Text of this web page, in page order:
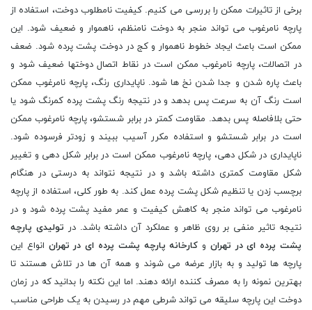
برخی از تاثیرات ممکن را بررسی می کنیم. کیفیت نامطلوب دوخت، استفاده از
پارچه نامرغوب می تواند منجر به دوخت نامنظم، ناهموار و ضعیف شود. این
ممکن است باعث ایجاد خطوط ناهموار و کج در دوخت پشت پرده شود. ضعف
در اتصالات، پارچه نامرغوب ممکن است در نقاط اتصال دوختها ضعیف شود و
باعث پاره شدن و جدا شدن نخ ها شود. ناپایداری رنگ، پارچه نامرغوب ممکن
است رنگ آن به سرعت پس بدهد و در نتیجه رنگ پشت پرده کمرنگ شود یا
حتی بلافاصله پس بدهد. مقاومت کمتر در برابر شستشو، پارچه نامرغوب ممکن
است در برابر شستشو و استفاده مکرر آسیب ببیند و زودتر فرسوده شود.
ناپایداری در شکل دهی، پارچه نامرغوب ممکن است در برابر شکل دهی و تغییر
شکل مقاومت کمتری داشته باشد و در نتیجه نتواند به درستی در هنگام
برچسب زدن یا تنظیم شکل پشت پرده عمل کند. به طور کلی، استفاده از پارچه
نامرغوب می تواند منجر به کاهش کیفیت و عمر مفید پشت پرده شود و در
نتیجه تاثیر منفی بر روی ظاهر و عملکرد آن داشته باشد. در تولیدی پارچه
پشت پرده ای در تهران و کارخانه پارچه پشت پرده ای در تهران انواع این
پارچه ها تولید و به بازار عرضه می شوند و همه آن ها در تلاش هستند تا
بهترین نمونه را به مصرف کننده ارائه دهند. اما این نکته را بدانید که در زمان
دوخت این پارچه سلیقه می تواند شرطی مهم در رسیدن به یک طراحی مناسب